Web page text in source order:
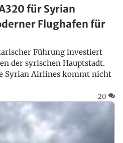
für Syrian
Flughafen für
Führung investiert
der syrischen Hauptstadt.
Syrian Airlines kommt nicht
20